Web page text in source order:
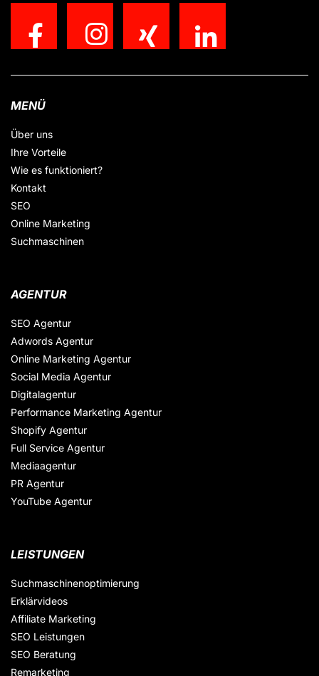
MENÜ
Über uns
Ihre Vorteile
Wie es funktioniert?
Kontakt
SEO
Online Marketing
Suchmaschinen
AGENTUR
SEO Agentur
Adwords Agentur
Online Marketing Agentur
Social Media Agentur
Digitalagentur
Performance Marketing Agentur
Shopify Agentur
Full Service Agentur
Mediaagentur
PR Agentur
YouTube Agentur
LEISTUNGEN
Suchmaschinenoptimierung
Erklärvideos
Affiliate Marketing
SEO Leistungen
SEO Beratung
Remarketing